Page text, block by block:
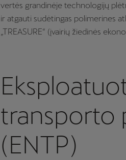
vertės grandinėje technologijų
ir atgauti sudėtingas polimerines
„TREASURE“ (įvairių žiedinės
transporto
(ENTP)